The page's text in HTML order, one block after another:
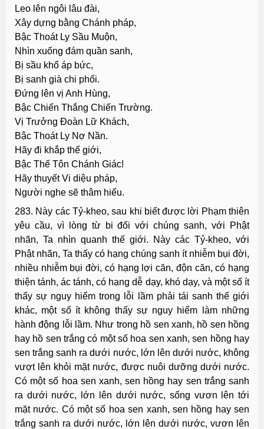
Leo lên ngôi lâu đài,
Xây dựng bằng Chánh pháp,
Bậc Thoát Ly Sầu Muộn,
Nhìn xuống đám quần sanh,
Bị sầu khổ áp bức,
Bị sanh già chi phối.
Ðứng lên vị Anh Hùng,
Bậc Chiến Thắng Chiến Trường.
Vị Trưởng Đoàn Lữ Khách,
Bậc Thoát Ly Nợ Nần.
Hãy đi khắp thế giới,
Bậc Thế Tôn Chánh Giác!
Hãy thuyết Vi diệu pháp,
Người nghe sẽ thâm hiểu.
283. Này các Tỷ-kheo, sau khi biết được lời Phạm thiên
yêu cầu, vì lòng từ bi đối với chúng sanh, với Phật
nhãn, Ta nhìn quanh thế giới. Này các Tỷ-kheo, với
Phật nhãn, Ta thấy có hạng chúng sanh ít nhiễm bụi đời,
nhiều nhiễm bụi đời, có hạng lợi căn, độn căn, có hạng
thiện tánh, ác tánh, có hạng dễ dạy, khó dạy, và một số ít
thấy sự nguy hiểm trong lỗi lầm phải tái sanh thế giới
khác, một số ít không thấy sự nguy hiểm làm những
hành động lỗi lầm. Như trong hồ sen xanh, hồ sen hồng
hay hồ sen trắng có một số hoa sen xanh, sen hồng hay
sen trắng sanh ra dưới nước, lớn lên dưới nước, không
vượt lên khỏi mặt nước, được nuôi dưỡng dưới nước.
Có một số hoa sen xanh, sen hồng hay sen trắng sanh
ra dưới nước, lớn lên dưới nước, sống vươn lên tới
mặt nước. Có một số hoa sen xanh, sen hồng hay sen
trắng sanh ra dưới nước, lớn lên dưới nước, vươn lên